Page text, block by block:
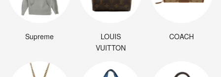
Supreme
LOUIS
VUITTON
COACH